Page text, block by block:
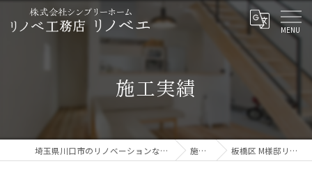
施工実績
埼玉県川口市のリノベーションならリノベ工務店 リノベエ 施工実績 板橋区 M様邸リフォーム工事